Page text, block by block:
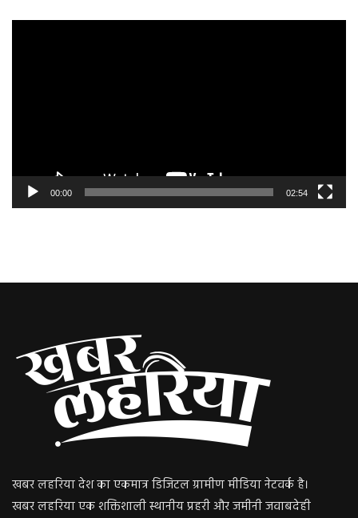
00:00 02:54
खबर लहरिया देश का एकमात्र डिजिटल ग्रामीण मीडिया नेटवर्क है।
खबर लहरिया एक शक्तिशाली स्थानीय प्रहरी और जमीनी जवाबदेही